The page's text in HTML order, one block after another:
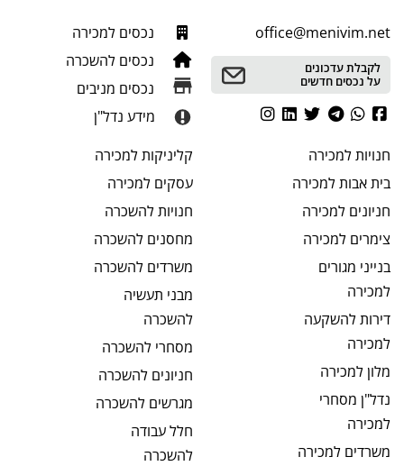
office@menivim.net
לקבלת עדכונים
על נכסים חדשים
נכסים למכירה
נכסים להשכרה
נכסים מניבים
מידע נדל"ן
חנויותלמכירה
בית אבותלמכירה
חניונים למכירה
צימרים למכירה
בנייני מגורים
למכירה
דירות להשקעה
למכירה
מלון למכירה
נדל"ן מסחרי
למכירה
משרדים למכירה
קליניקותלמכירה
עסקים למכירה
חנויותלהשכרה
מחסנים להשכרה
משרדים להשכרה
מבני תעשיה
להשכרה
מסחרי להשכרה
חניונים להשכרה
מגרשים להשכרה
חלל עבודה
להשכרה